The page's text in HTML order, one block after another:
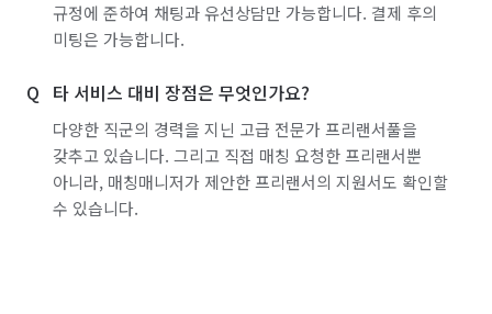
규정에 준하여 채팅과 유선상담만 가능합니다. 결제 후의
미팅은 가능합니다.
타 서비스 대비 장점은 무엇인가요?
다양한 직군의 경력을 지닌 고급 전문가 프리랜서풀을
갖추고 있습니다. 그리고 직접 매칭 요청한 프리랜서뿐
아니라, 매칭매니저가 제안한 프리랜서의 지원서도 확인할
수 있습니다.